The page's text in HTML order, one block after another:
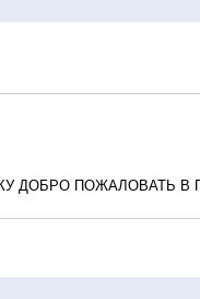
ДОБРО ПОЖАЛОВАТЬ В